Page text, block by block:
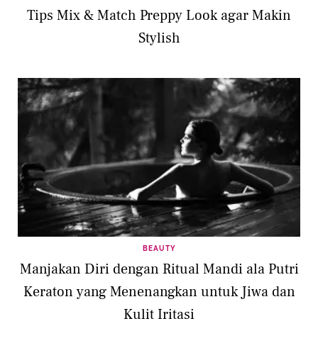
Tips Mix & Match Preppy Look agar Makin
Stylish
BEAUTY
Manjakan Diri dengan Ritual Mandi ala Putri
Keraton yang Menenangkan untuk Jiwa dan
Kulit Iritasi